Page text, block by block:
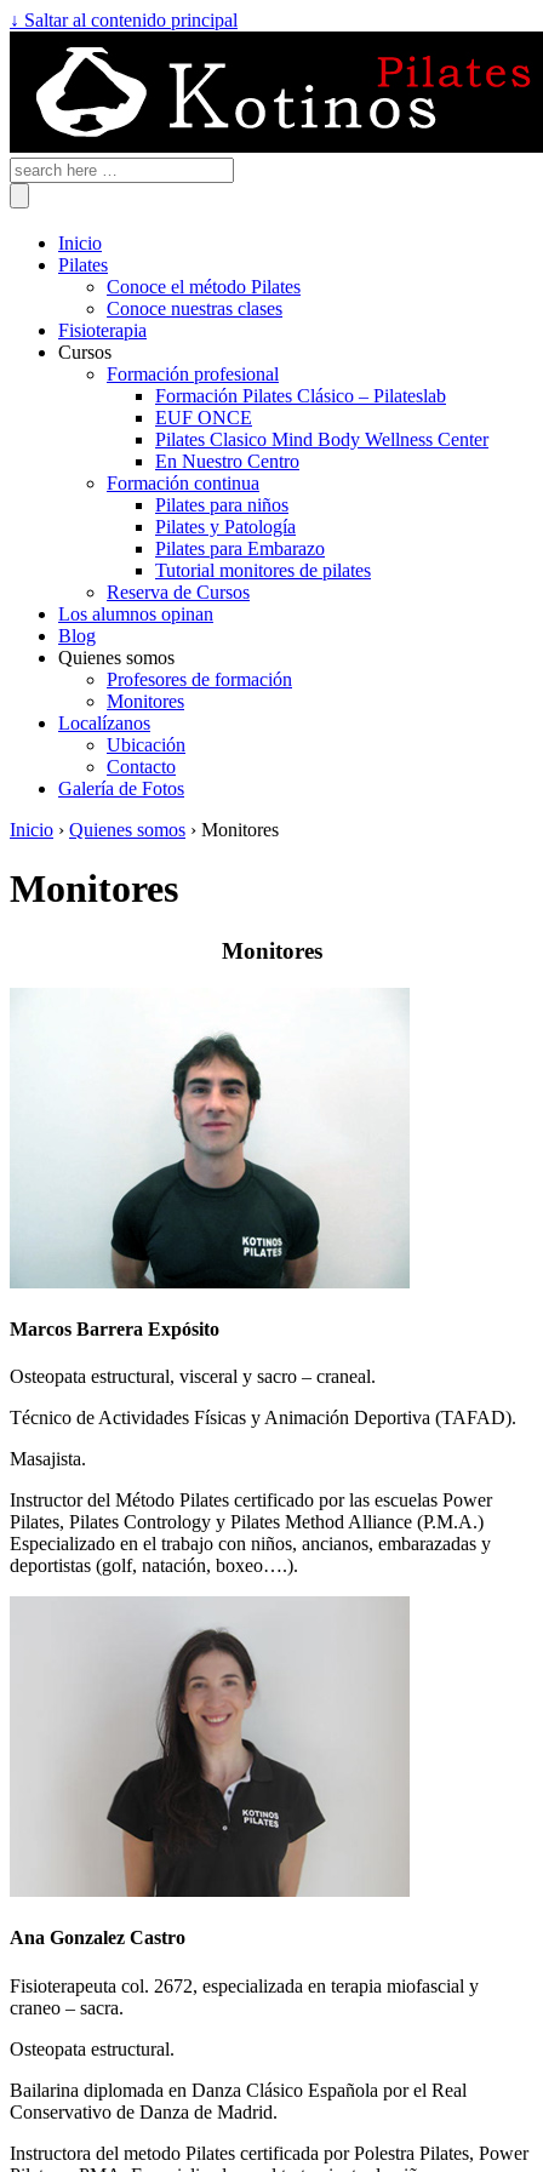
↓ Saltar al contenido principal
Inicio
Pilates
Conoce el método Pilates
Conoce nuestras clases
Fisioterapia
Cursos
Formación profesional
Formación Pilates Clásico – Pilateslab
EUF ONCE
Pilates Clasico Mind Body Wellness Center
En Nuestro Centro
Formación continua
Pilates para niños
Pilates y Patología
Pilates para Embarazo
Tutorial monitores de pilates
Reserva de Cursos
Los alumnos opinan
Blog
Quienes somos
Profesores de formación
Monitores
Localízanos
Ubicación
Contacto
Galería de Fotos
Inicio › Quienes somos › Monitores
Monitores
Monitores
Marcos Barrera Expósito
Osteopata estructural, visceral y sacro – craneal.
Técnico de Actividades Físicas y Animación Deportiva (TAFAD).
Masajista.
Instructor del Método Pilates certificado por las escuelas Power
Pilates, Pilates Contrology y Pilates Method Alliance (P.M.A.)
Especializado en el trabajo con niños, ancianos, embarazadas y
deportistas (golf, natación, boxeo….).
Ana Gonzalez Castro
Fisioterapeuta col. 2672, especializada en terapia miofascial y
craneo – sacra.
Osteopata estructural.
Bailarina diplomada en Danza Clásico Española por el Real
Conservativo de Danza de Madrid.
Instructora del metodo Pilates certificada por Polestra Pilates, Power